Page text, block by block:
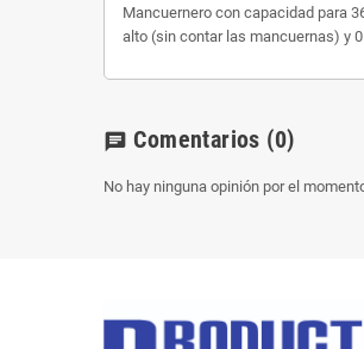
Mancuernero con capacidad para
alto (sin contar las mancuernas) y
chat Comentarios (0)
No hay ninguna opinión por el